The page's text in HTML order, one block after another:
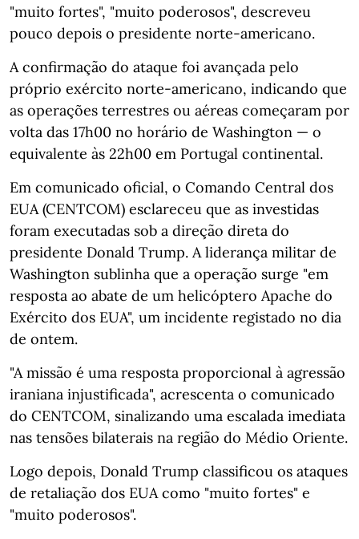
"muito fortes", "muito poderosos", descreveu
pouco depois o presidente norte-americano.
A confirmação do ataque foi avançada pelo
próprio exército norte-americano, indicando que
as operações terrestres ou aéreas começaram por
volta das 17h00 no horário de Washington — o
equivalente às 22h00 em Portugal continental.
Em comunicado oficial, o Comando Central dos
EUA (CENTCOM) esclareceu que as investidas
foram executadas sob a direção direta do
presidente Donald Trump. A liderança militar de
Washington sublinha que a operação surge "em
resposta ao abate de um helicóptero Apache do
Exército dos EUA", um incidente registado no dia
de ontem.
"A missão é uma resposta proporcional à agressão
iraniana injustificada", acrescenta o comunicado
do CENTCOM, sinalizando uma escalada imediata
nas tensões bilaterais na região do Médio Oriente.
Logo depois, Donald Trump classificou os ataques
de retaliação dos EUA como "muito fortes" e
"muito poderosos".